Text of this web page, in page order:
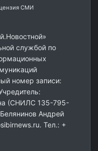
СМИ
службой по
номер записи:
(СНИЛС 135-795-
Андрей
Тел.: +